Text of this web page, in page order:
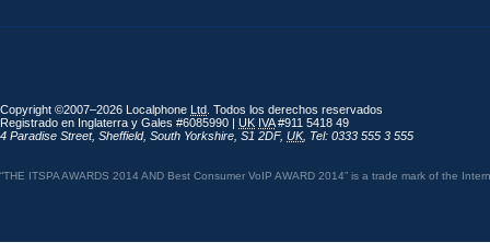
Copyright ©2007–2026 Localphone Ltd . Todos los derechos reservados
Registrado en Inglaterra y Gales #6085990 | UK IVA#911 5418 49
4 Paradise Street, Sheffield, South Yorkshire S1 2DF, UK, Tel: 0333 555 3 555
“THE ITSPA AWARDS 2014 AND Best Consumer VoIP AWARD 2014” is a trade mark of the